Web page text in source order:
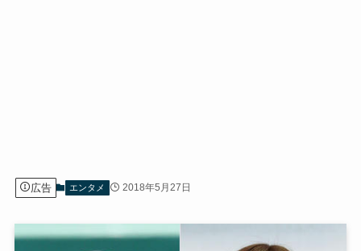
広告 エンタメ 2018年5月27日